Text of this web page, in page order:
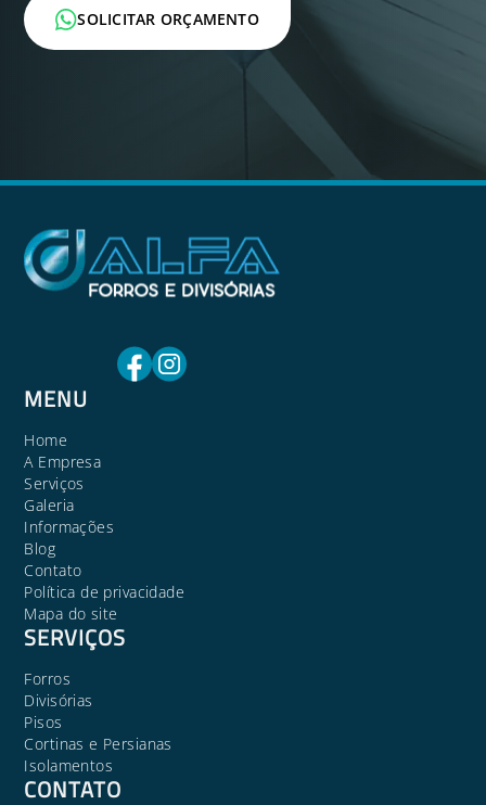
SOLICITAR ORÇAMENTO
MENU
Home
A Empresa
Serviços
Galeria
Informações
Blog
Contato
Política de privacidade
Mapa do site
SERVIÇOS
Forros
Divisórias
Pisos
Cortinas e Persianas
Isolamentos
CONTATO